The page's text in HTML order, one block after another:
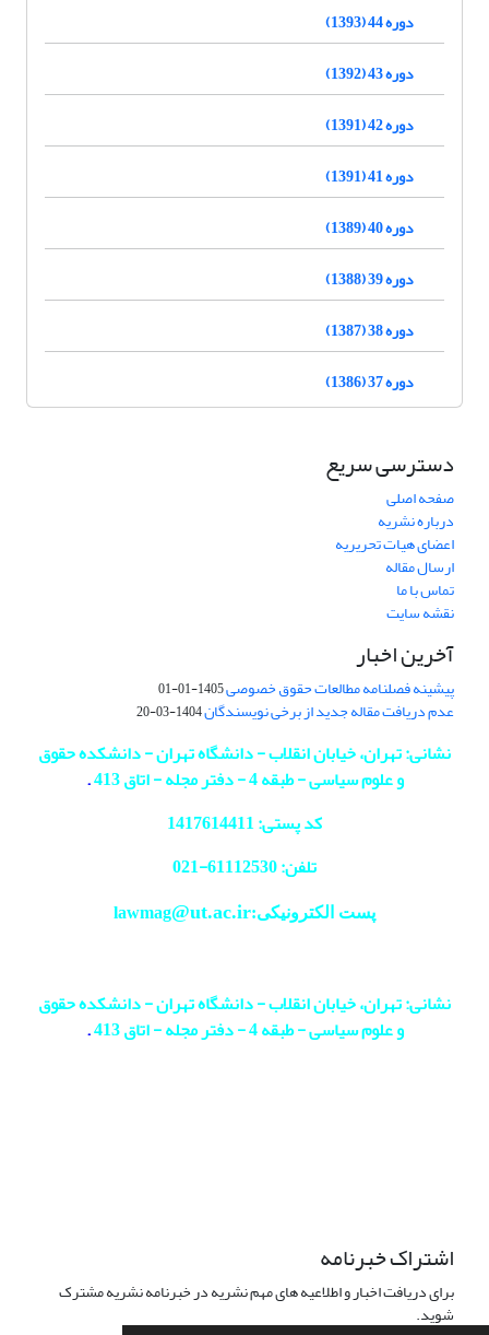
دوره 44 (1393)
دوره 43 (1392)
دوره 42 (1391)
دوره 41 (1391)
دوره 40 (1389)
دوره 39 (1388)
دوره 38 (1387)
دوره 37 (1386)
دسترسی سریع
صفحه اصلی
درباره نشریه
اعضای هیات تحریریه
ارسال مقاله
تماس با ما
نقشه سایت
آخرین اخبار
پیشینه فصلنامه مطالعات حقوق خصوصی1405-01-01
عدم دریافت مقاله جدید از برخی نویسندگان1404-03-20
نشانی: تهران، خیابان انقلاب - دانشگاه تهران - دانشکده حقوق
و علوم سیاسی - طبقه 4 - دفتر مجله - اتاق 413
.
کد پستی: 1417614411
تلفن: 61112530-
021
پست الکترونیکی:lawmag@ut.ac.ir
نشانی: تهران، خیابان انقلاب - دانشگاه تهران - دانشکده حقوق
و علوم سیاسی - طبقه 4 - دفتر مجله - اتاق 413
.
اشتراک خبرنامه
برای دریافت اخبار و اطلاعیه های مهم نشریه در خبرنامه نشریه مشترک
شوید.